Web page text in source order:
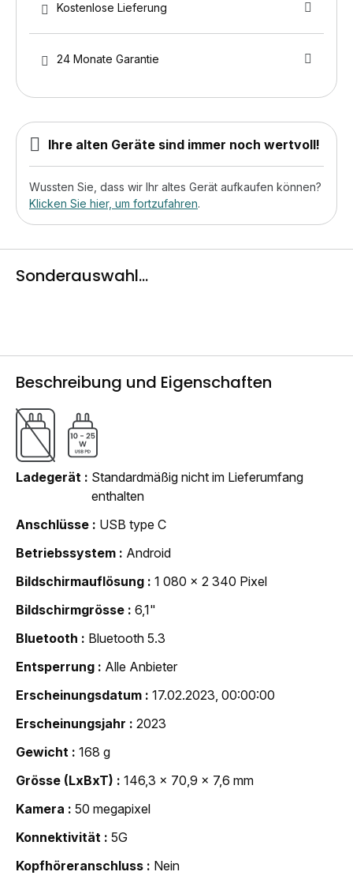
Kostenlose Lieferung
24 Monate Garantie
Ihre alten Geräte sind immer noch wertvoll!
Wussten Sie, dass wir Ihr altes Gerät aufkaufen können?
Klicken Sie hier, um fortzufahren.
Sonderauswahl...
Beschreibung und Eigenschaften
Ladegerät
Standardmäßig nicht im Lieferumfang
enthalten
Anschlüsse
USB type C
Betriebssystem
Android
Bildschirmauflösung
1 080 x 2 340 Pixel
Bildschirmgrösse
6,1"
Bluetooth
Bluetooth 5.3
Entsperrung
Alle Anbieter
Erscheinungsdatum
17.02.2023, 00:00:00
Erscheinungsjahr
2023
Gewicht
168 g
Grösse (LxBxT)
146,3 x 70,9 x 7,6 mm
Kamera
50 megapixel
Konnektivität
5G
Kopfhöreranschluss
Nein